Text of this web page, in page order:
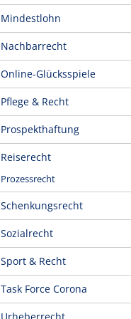
Mindestlohn
Nachbarrecht
Online-Glücksspiele
Pflege & Recht
Prospekthaftung
Reiserecht
Prozessrecht
Schenkungsrecht
Sozialrecht
Sport & Recht
Task Force Corona